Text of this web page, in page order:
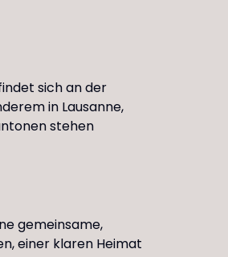
sich an der
in Lausanne,
stehen
gemeinsame,
einer klaren Heimat